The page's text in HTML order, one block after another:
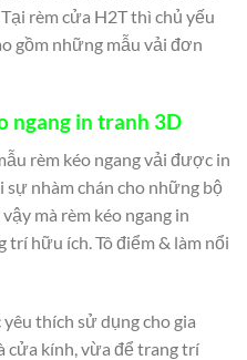
rèm cửa H2T thì chủ yếu
gồm những mẫu vải đơn
ngang in tranh 3D
rèm kéo ngang vải được in
sự nhàm chán cho những bộ
mà rèm kéo ngang in
hữu ích. Tô điểm & làm nổi
thích sử dụng cho gia
cửa kính, vừa để trang trí